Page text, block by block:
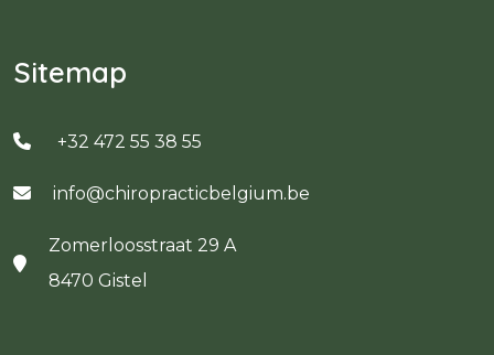
Sitemap
+32 472 55 38 55
info@chiropracticbelgium.be
Zomerloosstraat 29 A
8470 Gistel